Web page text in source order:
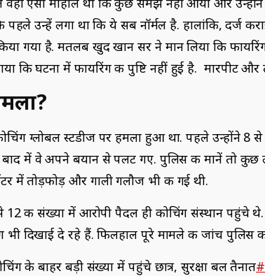
उन्हें लगा था कि ये सब नॉर्मल है. हालांकि, दर्ज
गया है. मतलब खुद खान सर ने मान लिया कि
कि घटना में फायरिंग की पुष्टि नहीं हुई है. मारपीट और
ग्लोबल स्टडीज पर हमला हुआ था. पहले उन्होंने 8 से
बाद में वे अपने बयान से पलट गए. पुलिस की मानें तो
में तोड़फोड़ और गाली गलौज भी की गई थी.
12 की संख्या में आरोपी पैदल ही कोचिंग संस्थान पहुंचे
भी दिखाई दे रहे हैं. फिलहाल पूरे मामले की जांच पुलिस
के बाहर बड़ी संख्या में पहुंचे छात्र, सुरक्षा बल तैनात